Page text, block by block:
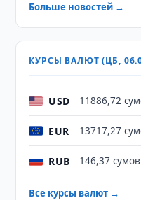
Больше новостей →
КУРСЫ ВАЛЮТ (ЦБ,
USD 11886,72
EUR 13717,27
RUB 146,37 сумов
Все курсы валют →